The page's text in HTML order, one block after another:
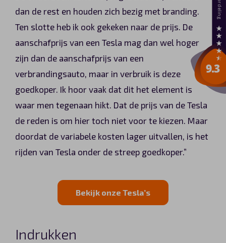
dan de rest en houden zich bezig met branding.
Ten slotte heb ik ook gekeken naar de prijs. De
aanschafprijs van een Tesla mag dan wel hoger
zijn dan de aanschafprijs van een
verbrandingsauto, maar in verbruik is deze
goedkoper. Ik hoor vaak dat dit het element is
waar men tegenaan hikt. Dat de prijs van de Tesla
de reden is om hier toch niet voor te kiezen. Maar
doordat de variabele kosten lager uitvallen, is het
rijden van Tesla onder de streep goedkoper.”
Bekijk onze Tesla’s
Indrukken